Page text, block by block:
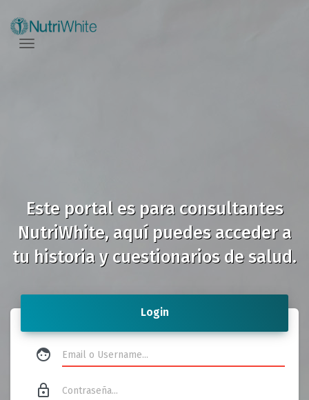
Toggle navigation
Este portal es para consultantes
NutriWhite, aquí puedes acceder a
tu historia y cuestionarios de salud.
Login
face
lock_outline